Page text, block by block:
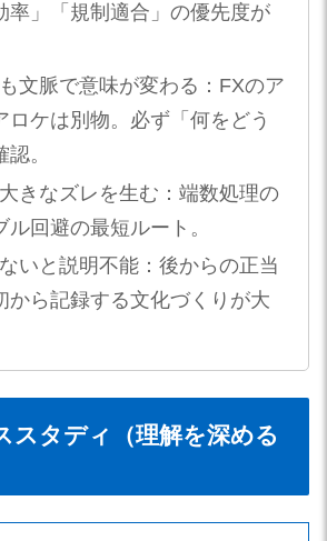
率」「規制適合」の優先度が
文脈で意味が変わる：FXのア
ロケは別物。必ず「何をどう
。
きなズレを生む：端数処理の
回避の最短ルート。
いと説明不能：後からの正当
から記録する文化づくりが大
スタディ（理解を深める